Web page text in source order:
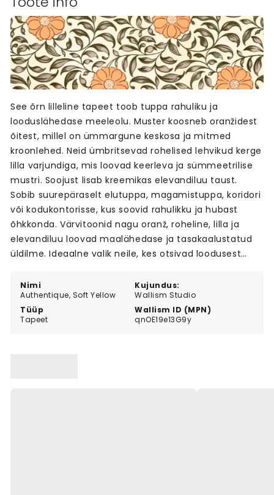
Nimi
Authentique, Soft Yellow
Kujundus:
Wallism Studio
Tüüp
Tapeet
Wallism ID (MPN)
qnOE19e13G9y
See õrn lilleline tapeet toob tuppa rahuliku ja
looduslähedase meeleolu. Muster koosneb oranžidest
õitest, millel on ümmargune keskosa ja mitmed
kroonlehed. Neid ümbritsevad rohelised lehvikud kerge
lilla varjundiga, mis loovad keerleva ja sümmeetrilise
mustri. Soojust lisab kreemikas elevandiluu taust.
Sobib suurepäraselt elutuppa, magamistuppa, koridori
või kodukontorisse, kus soovid rahulikku ja hubast
õhkkonda. Värvitoonid nagu oranž, roheline, lilla ja
elevandiluu loovad maalähedase ja tasakaalustatud
üldilme. Ideaalne valik neile, kes otsivad loodusest